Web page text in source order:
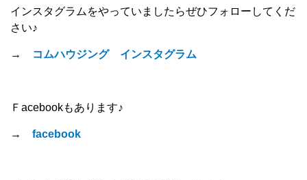
インスタグラムをやっていましたらぜひフォローしてくだ
さい♪
→ コムハウジング インスタグラム
Ｆacebookもあります♪
→ facebook